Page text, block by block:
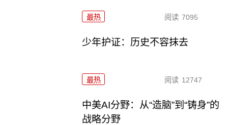
最热 阅读 7095
少年护证：历史不容抹去
最热 阅读 12747
中美AI分野：从“造脑”到“铸身”的
战略分野